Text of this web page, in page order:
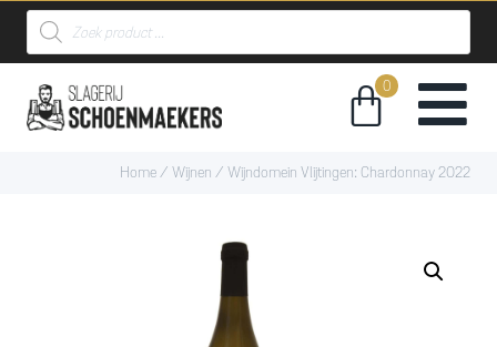
Home/ Wijnen / Wijndomein Vlijtingen: Chardonnay 2022